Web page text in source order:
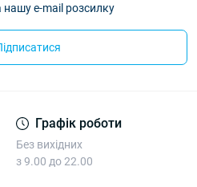
нашу e-mail розсилку
Графік роботи
Без вихідних
з 9.00 до 22.00